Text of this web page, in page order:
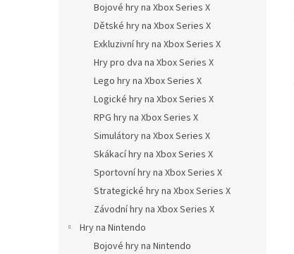
Bojové hry na Xbox Series X
Dětské hry na Xbox Series X
Exkluzivní hry na Xbox Series X
Hry pro dva na Xbox Series X
Lego hry na Xbox Series X
Logické hry na Xbox Series X
RPG hry na Xbox Series X
Simulátory na Xbox Series X
Skákací hry na Xbox Series X
Sportovní hry na Xbox Series X
Strategické hry na Xbox Series X
Závodní hry na Xbox Series X
Hry na Nintendo
Bojové hry na Nintendo